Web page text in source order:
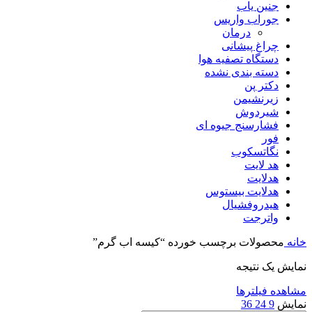
جنین یاب
جوراب واریس
درمان
چراغ پیشانی
دستگاه تصفیه هوا
دسته بندی نشده
دکتر پن
زیرنشیمن
شیردوش
فشارسنج جیوه ای
فور
نگاتسکوب
هد لایت
هدلایت
هدلایت بیستوس
هیدروفشیال
واترجت
خانه محصولات برچسب خورده “کیسه اب گرم”
نمایش یک نتیجه
مشاهده فیلترها
نمایش 9
24
36